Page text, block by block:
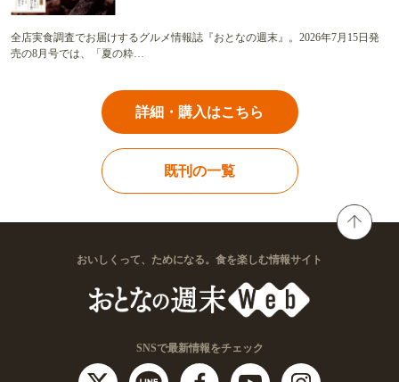
全店実食調査でお届けするグルメ情報誌『おとなの週末』。2026年7月15日発
売の8月号では、「夏の粋…
詳細・購入はこちら
既刊の一覧
おいしくって、ためになる。食を楽しむ情報サイト
SNSで最新情報をチェック